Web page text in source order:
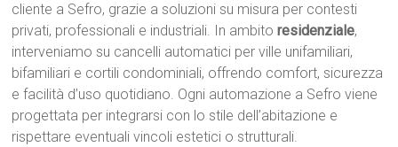
cliente a Sefro, grazie a soluzioni su misura per contesti
privati, professionali e industriali. In ambitoresidenziale,
interveniamo su cancelli automatici per ville unifamiliari,
bifamiliari e cortili condominiali, offrendo comfort, sicurezza
e facilità d’uso quotidiano. Ogni automazione a Sefro viene
progettata per integrarsi con lo stile dell’abitazione e
rispettare eventuali vincoli estetici o strutturali.